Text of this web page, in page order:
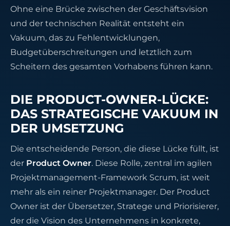
Ohne eine Brücke zwischen der Geschäftsvision
und der technischen Realität entsteht ein
Vakuum, das zu Fehlentwicklungen,
Budgetüberschreitungen und letztlich zum
Scheitern des gesamten Vorhabens führen kann.
DIE PRODUCT-OWNER-LÜCKE:
DAS STRATEGISCHE VAKUUM IN
DER UMSETZUNG
Die entscheidende Person, die diese Lücke füllt, ist
der Product Owner. Diese Rolle, zentral im agilen
Projektmanagement-Framework Scrum, ist weit
mehr als ein reiner Projektmanager. Der Product
Owner ist der Übersetzer, Stratege und Priorisierer,
der die Vision des Unternehmens in konkrete,